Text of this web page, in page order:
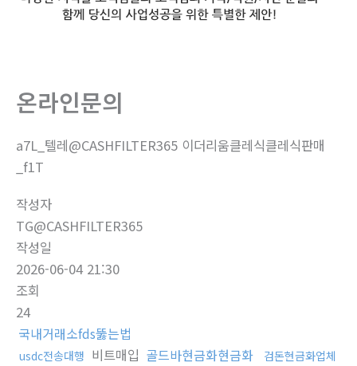
온라인문의
a7L_텔레@CASHFILTER365 이더리움클레식클레식판매
_f1T
작성자
TG@CASHFILTER365
작성일
2026-06-04 21:30
조회
24
국내거래소fds뚫는법
usdc전송대행 비트매입 골드바현금화현금화 검돈현금화업체